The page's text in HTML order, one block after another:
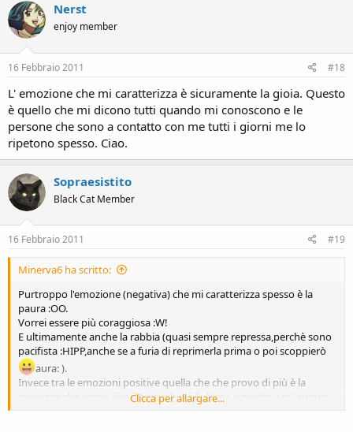
Nerst
enjoy member
16 Febbraio 2011 #18
L' emozione che mi caratterizza è sicuramente la gioia. Questo
è quello che mi dicono tutti quando mi conoscono e le
persone che sono a contatto con me tutti i giorni me lo
ripetono spesso. Ciao.
Sopraesistito
Black Cat Member
16 Febbraio 2011 #19
Minerva6 ha scritto:
Purtroppo l'emozione (negativa) che mi caratterizza spesso è la
paura :OO.
Vorrei essere più coraggiosa :W!
E ultimamente anche la rabbia (quasi sempre repressa,perchè sono
pacifista :HIPP,anche se a furia di reprimerla prima o poi scoppierò
aura: ).
Invece tra le emozioni positive quella che che provo di più è la
speranza,che,come dice il proverbio,è l'ultima a morire e mi auguro
Clicca per allargare...